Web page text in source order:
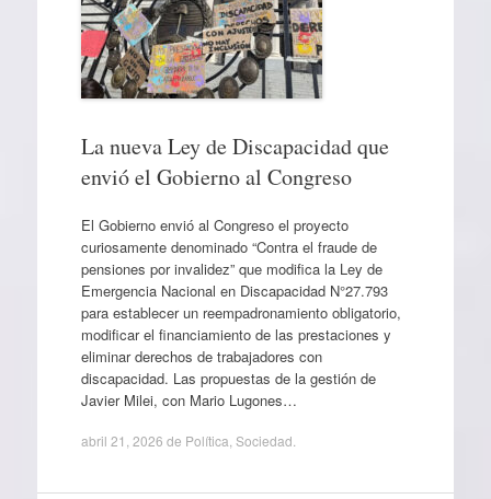
La nueva Ley de Discapacidad que
envió el Gobierno al Congreso
El Gobierno envió al Congreso el proyecto
curiosamente denominado “Contra el fraude de
pensiones por invalidez” que modifica la Ley de
Emergencia Nacional en Discapacidad N°27.793
para establecer un reempadronamiento obligatorio,
modificar el financiamiento de las prestaciones y
eliminar derechos de trabajadores con
discapacidad. Las propuestas de la gestión de
Javier Milei, con Mario Lugones…
abril 21, 2026 de Política Sociedad